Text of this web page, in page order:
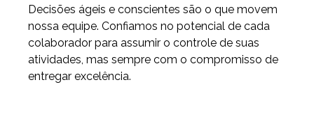
Decisões ágeis e conscientes são o que movem
nossa equipe. Confiamos no potencial de cada
colaborador para assumir o controle de suas
atividades, mas sempre com o compromisso de
entregar excelência.